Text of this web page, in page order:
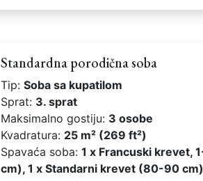
Standardna porodična soba
Tip:Soba sa kupatilom
Sprat: 3. sprat
Maksimalno gostiju: 3 osobe
Kvadratura: 25 m² (269 ft²)
Spavaća soba:1 x Francuski krevet,
cm), 1 x Standarni krevet (80-90 cm)